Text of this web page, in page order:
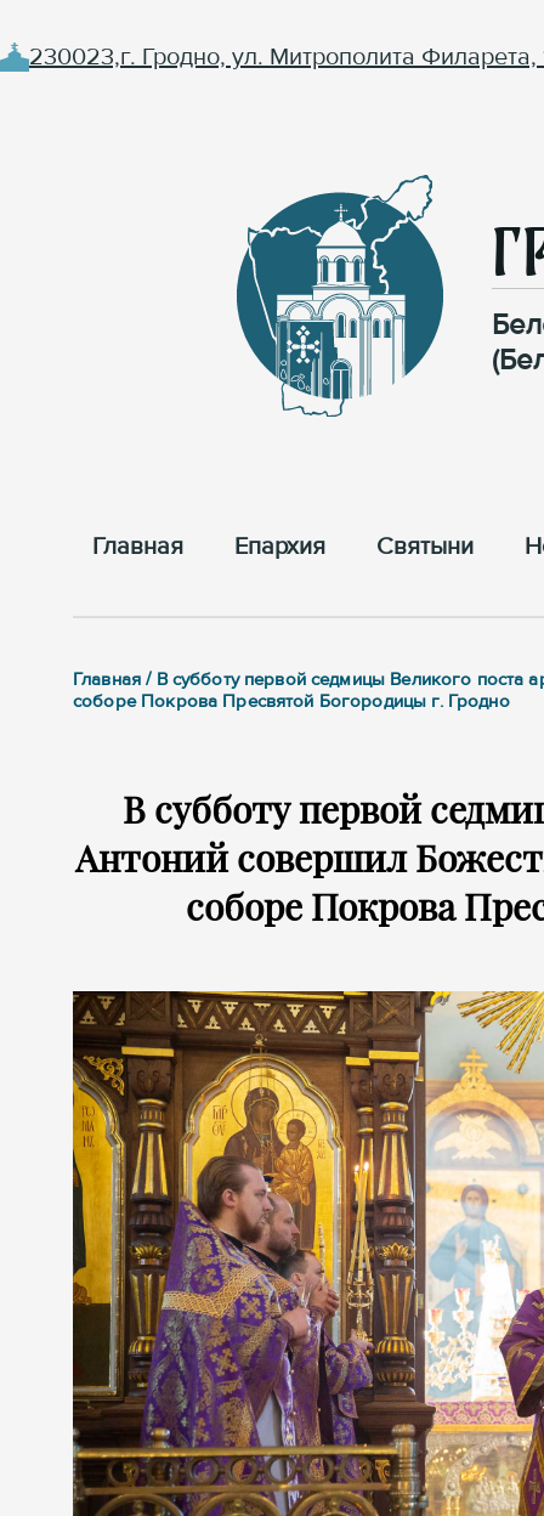
230023,г. Гродно, ул. Митрополита Филарета,
Главная Епархия Cвятыни
Главная / В субботу первой седмицы Великого
соборе Покрова Пресвятой Богородицы г. Гродно
В субботу первой
Антоний совершил
соборе Покрова